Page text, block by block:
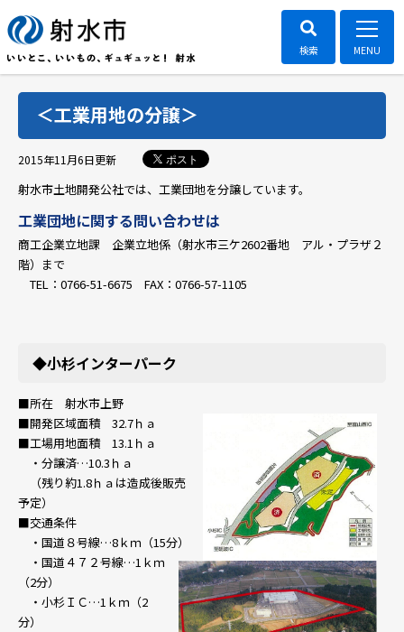
＜工業用地の分譲＞
2015年11月6日更新 ポスト
射水市土地開発公社では、工業団地を分譲しています。
工業団地に関する問い合わせは
商工企業立地課 企業立地係（射水市三ケ2602番地 アル・プラザ２
階）まで
TEL：0766-51-6675 FAX：0766-57-1105
◆小杉インターパーク
■所在 射水市上野
■開発区域面積 32.7ｈａ
■工場用地面積 13.1ｈａ
・分譲済…10.3ｈａ
（残り約1.8ｈａは造成後販売
予定）
■交通条件
・国道８号線…8ｋｍ（15分）
・国道４７２号線…1ｋｍ
（2分）
・小杉ＩＣ…1ｋｍ（2
分）